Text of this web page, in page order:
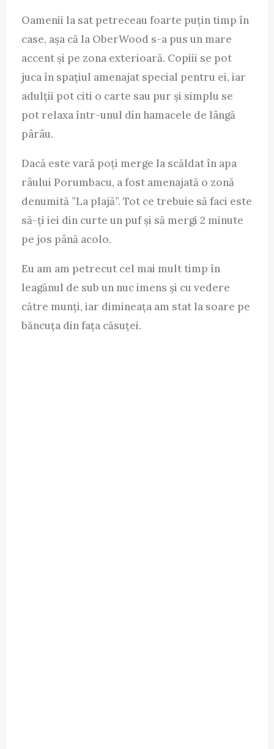
Oamenii la sat petreceau foarte puțin timp în
case, așa că la OberWood s-a pus un mare
accent și pe zona exterioară. Copiii se pot
juca în spațiul amenajat special pentru ei, iar
adulții pot citi o carte sau pur și simplu se
pot relaxa într-unul din hamacele de lângă
pârâu.
Dacă este vară poți merge la scăldat în apa
râului Porumbacu, a fost amenajată o zonă
denumită ”La plajă”. Tot ce trebuie să faci este
să-ți iei din curte un puf și să mergi 2 minute
pe jos până acolo.
Eu am am petrecut cel mai mult timp în
leagănul de sub un nuc imens și cu vedere
către munți, iar dimineața am stat la soare pe
băncuța din fața căsuței.